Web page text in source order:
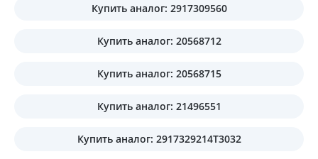
Купить аналог: 2917309560
Купить аналог: 20568712
Купить аналог: 20568715
Купить аналог: 21496551
Купить аналог: 2917329214T3032